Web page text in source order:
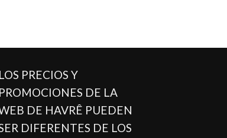
LOS PRECIOS Y
PROMOCIONES DE LA
DE HAVRÊ PUEDEN
DIFERENTES DE LOS